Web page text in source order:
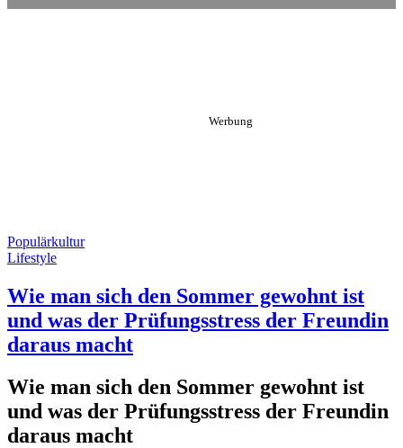
Populärkultur
Lifestyle
Wie man sich den Sommer gewohnt ist
und was der Prüfungsstress der Freundin
daraus macht
Wie man sich den Sommer gewohnt ist
und was der Prüfungsstress der Freundin
daraus macht